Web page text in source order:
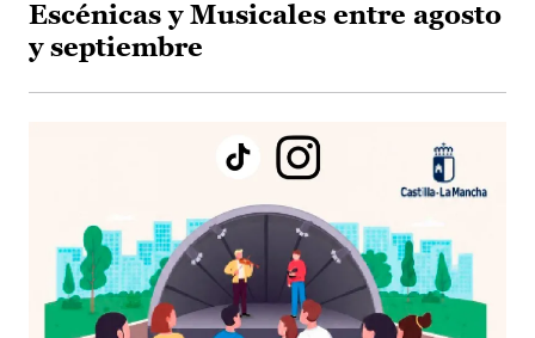
Escénicas y Musicales entre agosto
y septiembre